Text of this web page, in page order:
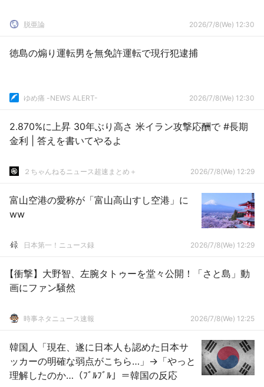
脱亜論 2026/7/8(We) 12:30
徳島の煽り運転男を無免許運転で現行犯逮捕
ゆめ痛 -NEWS ALERT- 2026/7/8(We) 12:30
2.870%に上昇 30年ぶり高さ 米イラン攻撃応酬で #長期
金利 | 答えを書いてやるよ
２ちゃんねるニュース超速まとめ＋ 2026/7/8(We) 12:29
富山空港の愛称が「富山高山すし空港」に
ww
日本第一！ニュース録 2026/7/8(We) 12:29
【衝撃】大野智、左腕タトゥーを堂々公開！「さと島」動
画にファン騒然
時事ネタニュース速報 2026/7/8(We) 12:25
韓国人「現在、遂に日本人も認めた日本サ
ッカーの明確な弱点がこちら…」→「やっと
理解したのか…（ﾌﾞﾙﾌﾞﾙ」＝韓国の反応